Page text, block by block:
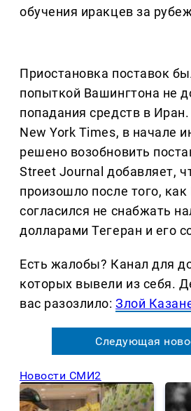
обучения иракцев за
Приостановка поставок
попыткой Вашингтона не
попадания средств в
New York Times, в начале
решено возобновить
Street Journal добавляет,
произошло после того,
согласился не снабжать
долларами Тегеран и его
Есть жалобы? Канал для
которых вывели из себя.
вас разозлило:Злой
Следующая
Новости СМИ2